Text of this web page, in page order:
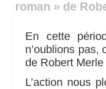
roman » de
En cette
n’oublions
de Robert
L’action nous